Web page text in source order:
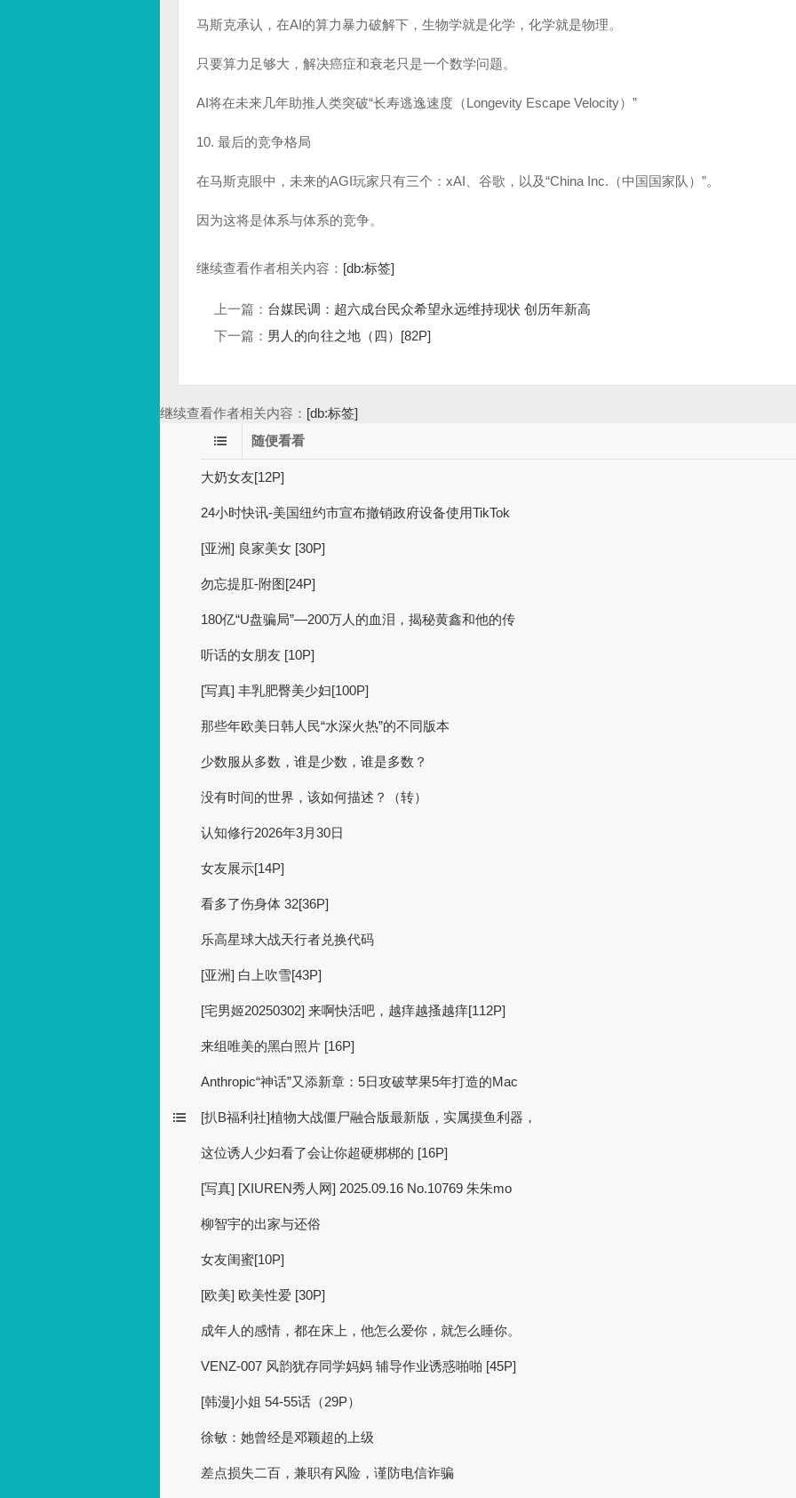
马斯克承认，在AI的算力暴力破解下，生物学就是化学，化学就是物理。
只要算力足够大，解决癌症和衰老只是一个数学问题。
AI将在未来几年助推人类突破“长寿逃逸速度（Longevity Escape Velocity）”
10. 最后的竞争格局
在马斯克眼中，未来的AGI玩家只有三个：xAI、谷歌，以及“China Inc.（中国国家队）”。
因为这将是体系与体系的竞争。
继续查看作者相关内容： [db:标签]
上一篇： 台媒民调：超六成台民众希望永远维持现状 创历年新高
下一篇： 男人的向往之地（四）[82P]
继续查看作者相关内容： [db:标签]
随便看看
大奶女友[12P]
24小时快讯-美国纽约市宣布撤销政府设备使用TikTok
[亚洲] 良家美女 [30P]
勿忘提肛-附图[24P]
180亿“U盘骗局”—200万人的血泪，揭秘黄鑫和他的传
听话的女朋友 [10P]
[写真] 丰乳肥臀美少妇[100P]
那些年欧美日韩人民“水深火热”的不同版本
少数服从多数，谁是少数，谁是多数？
没有时间的世界，该如何描述？（转）
认知修行2026年3月30日
女友展示[14P]
看多了伤身体 32[36P]
乐高星球大战天行者兑换代码
[亚洲] 白上吹雪[43P]
[宅男姬20250302] 来啊快活吧，越痒越搔越痒[112P]
来组唯美的黑白照片 [16P]
Anthropic“神话”又添新章：5日攻破苹果5年打造的Mac
[扒B福利社]植物大战僵尸融合版最新版，实属摸鱼利器，
这位诱人少妇看了会让你超硬梆梆的 [16P]
[写真] [XIUREN秀人网] 2025.09.16 No.10769 朱朱mo
柳智宇的出家与还俗
女友闺蜜[10P]
[欧美] 欧美性爱 [30P]
成年人的感情，都在床上，他怎么爱你，就怎么睡你。
VENZ-007 风韵犹存同学妈妈 辅导作业诱惑啪啪 [45P]
[韩漫]小姐 54-55话（29P）
徐敏：她曾经是邓颖超的上级
差点损失二百，兼职有风险，谨防电信诈骗